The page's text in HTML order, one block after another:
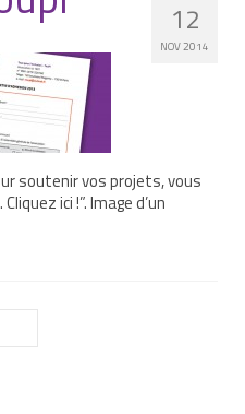
12
NOV 2014
soutenir vos projets, vous
ici !”. Image d’un